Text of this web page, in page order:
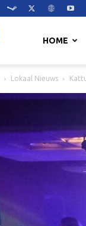
HOME
Lokaal Nieuws